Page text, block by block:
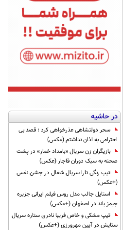
در حاشیه
سحر دولتشاهی عذرخواهی کرد ؛ قصد بی
احترامی به اذان نداشتم (عکس)
بازیگران زن سریال «بامداد خمار» در پشت
صحنه به سبک دوران قاجار (عکس)
تیپ رنگی تارا سریال شغال در جشن نفس
(+عکس)
استایل جالب مدل روس فیلم ایرانی جزیره
جیمز باند در اصفهان (+عکس)
تیپ مشکی و خاص فریبا نادری ستاره سریال
ستایش در آیین مهرورزی (+عکس)